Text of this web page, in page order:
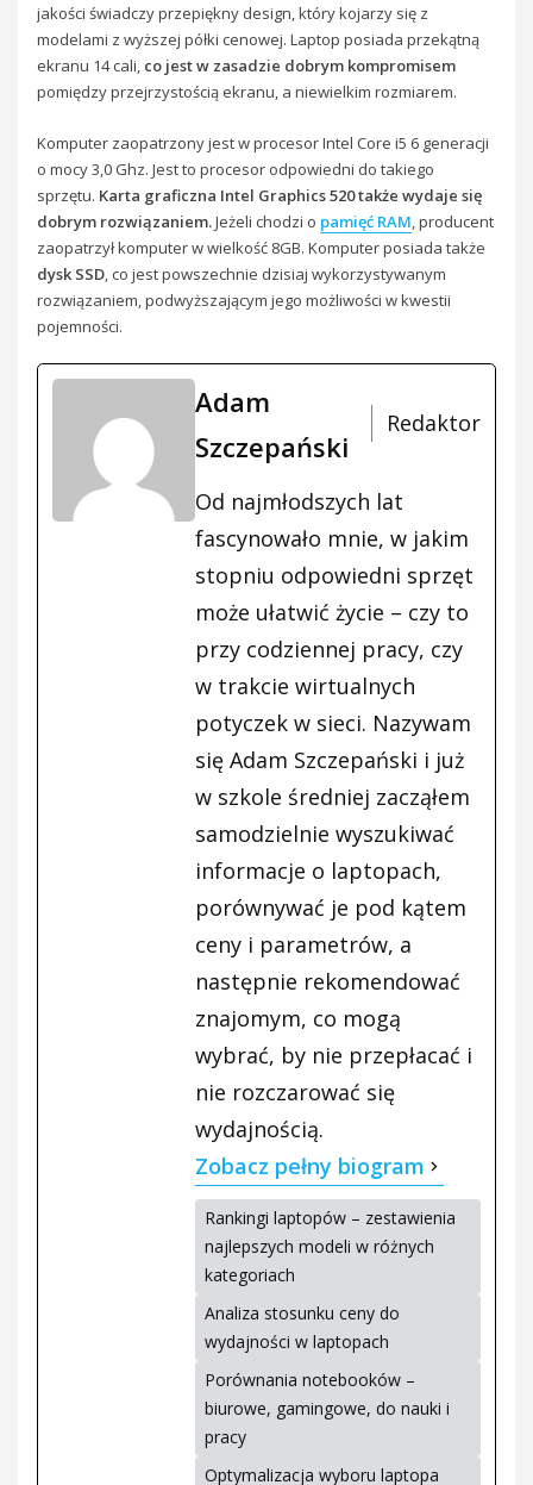
jakości świadczy przepiękny design, który kojarzy się z
modelami z wyższej półki cenowej. Laptop posiada przekątną
ekranu 14 cali, co jest w zasadzie dobrym kompromisem
pomiędzy przejrzystością ekranu, a niewielkim rozmiarem.
Komputer zaopatrzony jest w procesor Intel Core i5 6 generacji
o mocy 3,0 Ghz. Jest to procesor odpowiedni do takiego
sprzętu. Karta graficzna Intel Graphics 520 także wydaje się
dobrym rozwiązaniem.Jeżeli chodzi o pamięć RAM , producent
zaopatrzył komputer w wielkość 8GB. Komputer posiada także
dysk SSD , co jest powszechnie dzisiaj wykorzystywanym
rozwiązaniem, podwyższającym jego możliwości w kwestii
pojemności.
Adam
Szczepański
Redaktor
Od najmłodszych lat
fascynowało mnie, w jakim
stopniu odpowiedni sprzęt
może ułatwić życie – czy to
przy codziennej pracy, czy
w trakcie wirtualnych
potyczek w sieci. Nazywam
się Adam Szczepański i już
w szkole średniej zacząłem
samodzielnie wyszukiwać
informacje o laptopach,
porównywać je pod kątem
ceny i parametrów, a
następnie rekomendować
znajomym, co mogą
wybrać, by nie przepłacać i
nie rozczarować się
wydajnością.
Zobacz pełny biogram
Rankingi laptopów – zestawienia
najlepszych modeli w różnych
kategoriach
Analiza stosunku ceny do
wydajności w laptopach
Porównania notebooków –
biurowe, gamingowe, do nauki i
pracy
Optymalizacja wyboru laptopa